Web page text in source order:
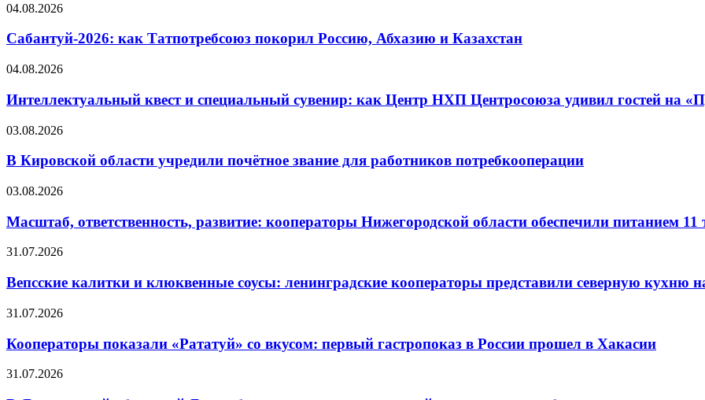
04.08.2026
Сабантуй-2026: как Татпотребсоюз покорил Россию, Абхазию и Казахстан
04.08.2026
Интеллектуальный квест и специальный сувенир: как Центр НХП Центросоюза удивил гостей на
03.08.2026
В Кировской области учредили почётное звание для работников потребкооперации
03.08.2026
Масштаб, ответственность, развитие: кооператоры Нижегородской области обеспечили питанием
31.07.2026
Вепсские калитки и клюквенные соусы: ленинградские кооператоры представили северную кухню
31.07.2026
Кооператоры показали «Рататуй» со вкусом: первый гастропоказ в России прошел в Хакасии
31.07.2026